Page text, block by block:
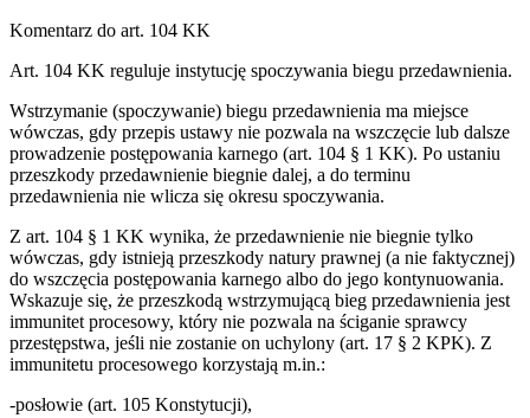
Komentarz do art. 104 KK
Art. 104 KK reguluje instytucję spoczywania biegu przedawnienia.
Wstrzymanie (spoczywanie) biegu przedawnienia ma miejsce
wówczas, gdy przepis ustawy nie pozwala na wszczęcie lub dalsze
prowadzenie postępowania karnego (art. 104 § 1 KK). Po ustaniu
przeszkody przedawnienie biegnie dalej, a do terminu
przedawnienia nie wlicza się okresu spoczywania.
Z art. 104 § 1 KK wynika, że przedawnienie nie biegnie tylko
wówczas, gdy istnieją przeszkody natury prawnej (a nie faktycznej)
do wszczęcia postępowania karnego albo do jego kontynuowania.
Wskazuje się, że przeszkodą wstrzymującą bieg przedawnienia jest
immunitet procesowy, który nie pozwala na ściganie sprawcy
przestępstwa, jeśli nie zostanie on uchylony (art. 17 § 2 KPK). Z
immunitetu procesowego korzystają m.in.:
-posłowie (art. 105 Konstytucji),